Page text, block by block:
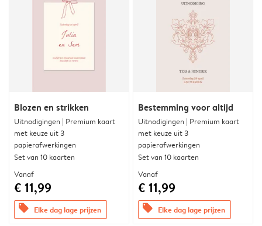
Blozen en strikken
Uitnodigingen | Premium kaart
met keuze uit 3
papierafwerkingen
Set van 10 kaarten
Vanaf
€ 11,99
offers Elke dag lage prijzen
Bestemming voor altijd
Uitnodigingen | Premium kaart
met keuze uit 3
papierafwerkingen
Set van 10 kaarten
Vanaf
€ 11,99
offers Elke dag lage prijzen